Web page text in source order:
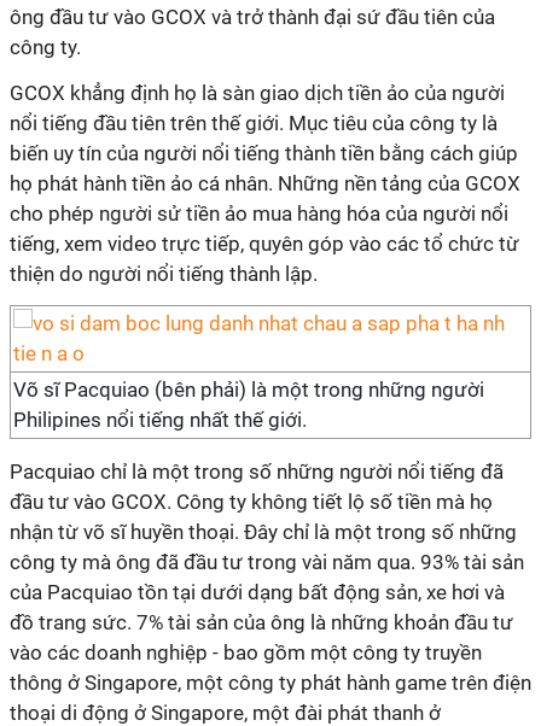
ông đầu tư vào GCOX và trở thành đại sứ đầu tiên của
công ty.
GCOX khẳng định họ là sàn giao dịch tiền ảo của người
nổi tiếng đầu tiên trên thế giới. Mục tiêu của công ty là
biến uy tín của người nổi tiếng thành tiền bằng cách giúp
họ phát hành tiền ảo cá nhân. Những nền tảng của GCOX
cho phép người sử tiền ảo mua hàng hóa của người nổi
tiếng, xem video trực tiếp, quyên góp vào các tổ chức từ
thiện do người nổi tiếng thành lập.
Võ sĩ Pacquiao (bên phải) là một trong những người
Philipines nổi tiếng nhất thế giới.
Pacquiao chỉ là một trong số những người nổi tiếng đã
đầu tư vào GCOX. Công ty không tiết lộ số tiền mà họ
nhận từ võ sĩ huyền thoại. Đây chỉ là một trong số những
công ty mà ông đã đầu tư trong vài năm qua. 93% tài sản
của Pacquiao tồn tại dưới dạng bất động sản, xe hơi và
đồ trang sức. 7% tài sản của ông là những khoản đầu tư
vào các doanh nghiệp - bao gồm một công ty truyền
thông ở Singapore, một công ty phát hành game trên điện
thoại di động ở Singapore, một đài phát thanh ở